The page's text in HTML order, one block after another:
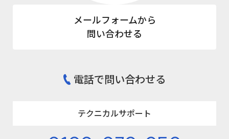
メールフォームから
問い合わせる
電話で問い合わせる
テクニカルサポート